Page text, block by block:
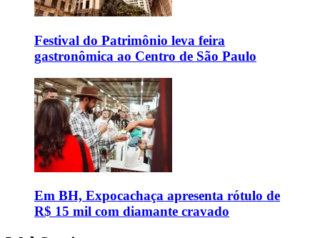
Festival do Patrimônio leva feira
gastronômica ao Centro de São Paulo
Em BH, Expocachaça apresenta rótulo de
R$ 15 mil com diamante cravado